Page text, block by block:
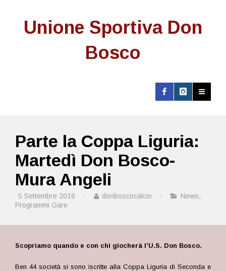
Unione Sportiva Don
Bosco
Parte la Coppa Liguria:
Martedì Don Bosco-
Mura Angeli
5 Settembre 2016 · donboscocalcio · News,
Programmi Gare
Scopriamo quando e con chi giocherà l’U.S. Don Bosco.
Ben 44 società si sono iscritte alla Coppa Liguria di Seconda e